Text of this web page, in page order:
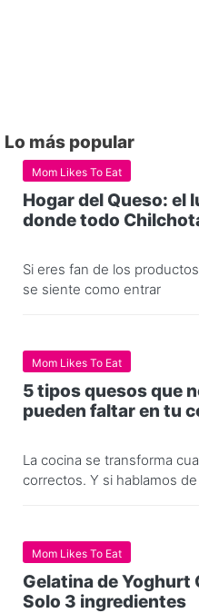
Lo más popular
Mom Likes To Eat
Hogar del Queso: el
donde todo
Si eres fan de los
se siente como entrar
Mom Likes To Eat
5 tipos quesos que
pueden faltar en tu
La cocina se transforma
correctos. Y si hablamos
Mom Likes To Eat
Gelatina de Yoghurt
Solo 3 ingredientes